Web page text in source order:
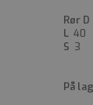
40
3